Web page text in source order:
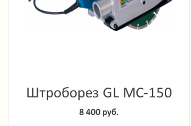
Штроборез GL MC-150
8 400 руб.